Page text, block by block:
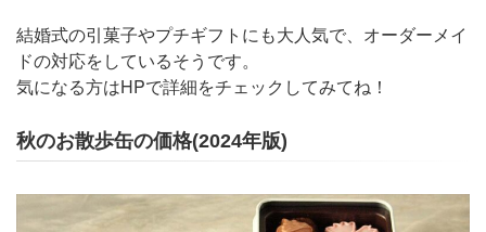
結婚式の引菓子やプチギフトにも大人気で、オーダーメイ
ドの対応をしているそうです。
気になる方はHPで詳細をチェックしてみてね！
秋のお散歩缶の価格(2024年版)